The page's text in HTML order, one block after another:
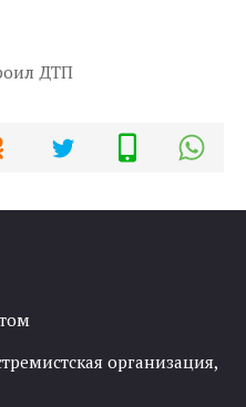
ДТП
организация,